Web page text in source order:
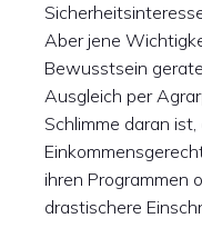
Aber jene
Bewusstsein
Ausgleich per
Schlimme daran
ihren Programmen
drastischere